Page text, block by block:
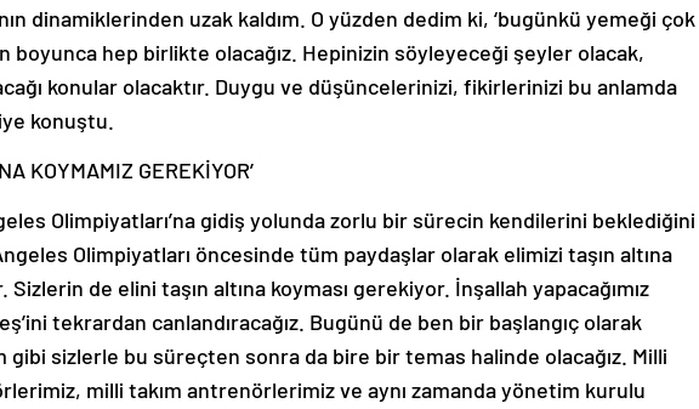
dinamiklerinden uzak kaldım. O yüzden dedim ki, ‘bugünkü yemeği çok
boyunca hep birlikte olacağız. Hepinizin söyleyeceği şeyler olacak,
konular olacaktır. Duygu ve düşüncelerinizi, fikirlerinizi bu anlamda
konuştu.
KOYMAMIZ GEREKİYOR’
Olimpiyatları’na gidiş yolunda zorlu bir sürecin kendilerini beklediğini
Olimpiyatları öncesinde tüm paydaşlar olarak elimizi taşın altına
Sizlerin de elini taşın altına koyması gerekiyor. İnşallah yapacağımız
tekrardan canlandıracağız. Bugünü de ben bir başlangıç olarak
gibi sizlerle bu süreçten sonra da bire bir temas halinde olacağız. Milli
milli takım antrenörlerimiz ve aynı zamanda yönetim kurulu